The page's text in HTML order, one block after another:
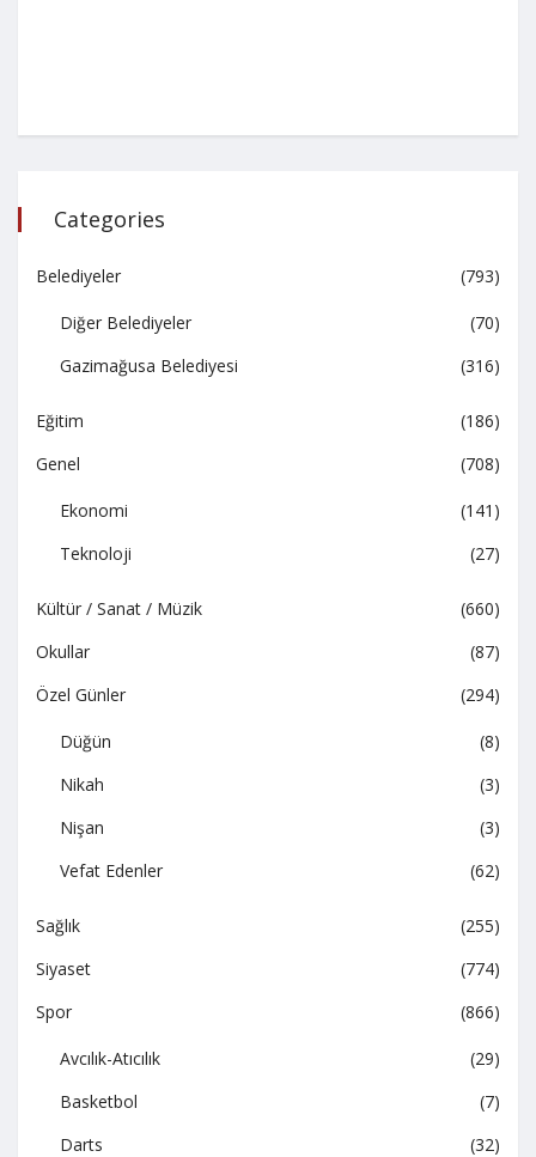
Categories
Belediyeler (793)
Diğer Belediyeler
(70)
Gazimağusa Belediyesi
(316)
Eğitim
(186)
Genel
(708)
Ekonomi
(141)
Teknoloji
(27)
Kültür / Sanat / Müzik
(660)
Okullar
(87)
Özel Günler
(294)
Düğün
(8)
Nikah
(3)
Nişan
(3)
Vefat Edenler
(62)
Sağlık
(255)
Siyaset
(774)
Spor
(866)
Avcılık-Atıcılık
(29)
Basketbol
(7)
Darts
(32)